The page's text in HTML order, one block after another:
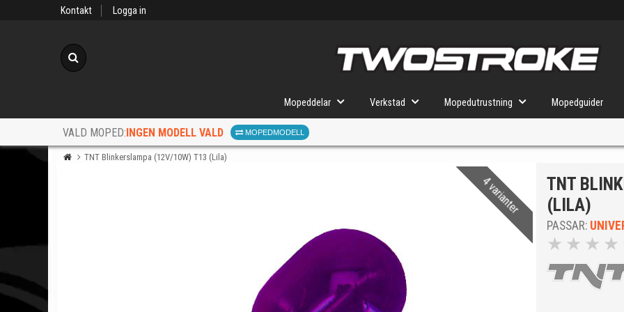
Kontakt Logga in
Mopeddelar Verkstad Mopedutrustning Mopedguider
VALD MOPED:INGEN MODELL VALD MOPEDMODELL
FÖR RÄTT DELAR
När du valt kommer butiken visa delar för vald moped och universella
TNT Blinkerslampa (12V/10W) T13 (Lila)
4 varianter
TNT
(LILA)
PASSAR:
★ ★ ★ ★